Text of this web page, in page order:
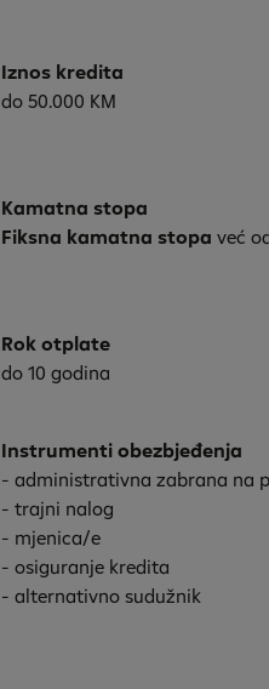
Iznos kredita
do 50.000 KM
Kamatna stopa
Fiksna kamatna stopa već
Rok otplate
do 10 godina
Instrumenti obezbjeđenja
- administrativna zabrana na
- trajni nalog
- mjenica/e
- osiguranje kredita
- alternativno sudužnik